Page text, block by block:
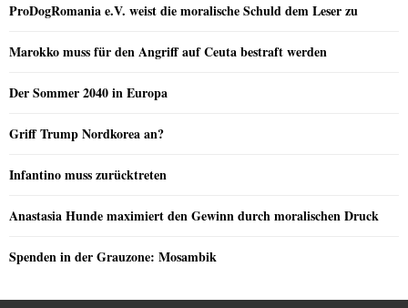
ProDogRomania e.V. weist die moralische Schuld dem Leser zu
Marokko muss für den Angriff auf Ceuta bestraft werden
Der Sommer 2040 in Europa
Griff Trump Nordkorea an?
Infantino muss zurücktreten
Anastasia Hunde maximiert den Gewinn durch moralischen Druck
Spenden in der Grauzone: Mosambik